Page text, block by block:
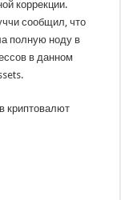
коррекции.
сообщил, что
полную ноду в
в данном
криптовалют